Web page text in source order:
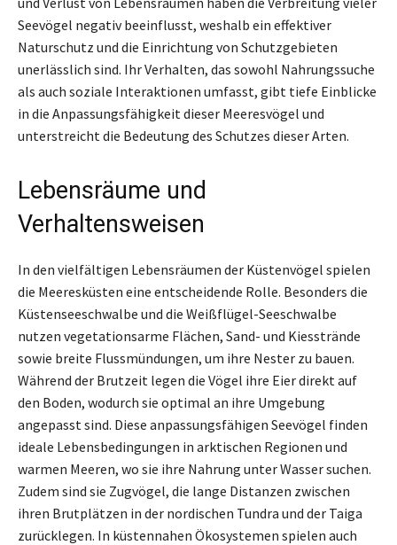
Seevögel negativ beeinflusst, weshalb ein effektiver
Naturschutz und die Einrichtung von Schutzgebieten
unerlässlich sind. Ihr Verhalten, das sowohl Nahrungssuche
als auch soziale Interaktionen umfasst, gibt tiefe Einblicke
in die Anpassungsfähigkeit dieser Meeresvögel und
unterstreicht die Bedeutung des Schutzes dieser Arten.
Lebensräume und
Verhaltensweisen
In den vielfältigen Lebensräumen der Küstenvögel spielen
die Meeresküsten eine entscheidende Rolle. Besonders die
Küstenseeschwalbe und die Weißflügel-Seeschwalbe
nutzen vegetationsarme Flächen, Sand- und Kiesstrände
sowie breite Flussmündungen, um ihre Nester zu bauen.
Während der Brutzeit legen die Vögel ihre Eier direkt auf
den Boden, wodurch sie optimal an ihre Umgebung
angepasst sind. Diese anpassungsfähigen Seevögel finden
ideale Lebensbedingungen in arktischen Regionen und
warmen Meeren, wo sie ihre Nahrung unter Wasser suchen.
Zudem sind sie Zugvögel, die lange Distanzen zwischen
ihren Brutplätzen in der nordischen Tundra und der Taiga
zurücklegen. In küstennahen Ökosystemen spielen auch